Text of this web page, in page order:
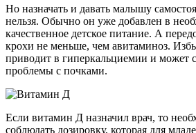
Но назначать и давать малышу
нельзя. Обычно он уже добавлен в
качественное детское питание. А
крохи не меньше, чем авитаминоз.
приводит в гиперкальциемии и может
проблемы с почками.
Если витамин Д назначил врач, то
соблюдать дозировку, которая для